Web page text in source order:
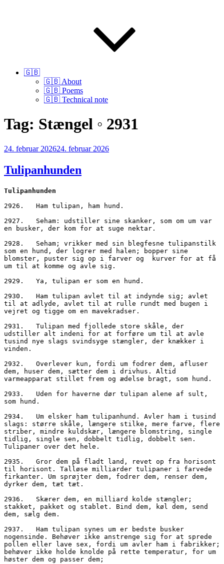
🇬🇧
🇬🇧 About
🇬🇧 Poems
🇬🇧 Technical note
Tag: Stængel ◦ 2931
Udgivet
24. februar 202624. februar 2026
Tulipanhunden
Tulipanhunden
2926.	Ham tulipan, ham hund.
2927.	Seham: udstiller sine skanker, som om um var
en busker, der kom for at suge nektar.
2928.	Seham; vrikker med sin blegfesne tulipanstilk
som en hund, der logrer med halen; bopper sine
blomster, puster sig op i farver og  kurver for at få
um til at komme og avle sig.
2929.	Ya, tulipan er som en hund.
2930.	Ham tulipan avlet til at indynde sig; avlet
til at adlyde, avlet til at rulle rundt med bugen i
vejret og tigge om en mavekradser.
2931.	Tulipan med fjollede store skåle, der
udstiller alt indeni for at forføre um til at avle
tusind nye slags svindsyge stængler, der knækker i
vinden.
2932.	Overlever kun, fordi um fodrer dem, afluser
dem, huser dem, sætter dem i drivhus. Altid
varmeapparat stillet frem og ædelse bragt, som hund.
2933.	Uden for haverne dør tulipan alene af sult,
som hund.
2934.	Um elsker ham tulipanhund. Avler ham i tusind
slags: større skåle, længere stilke, mere farve, flere
striber, mindre kuldskær, længere blomstring, single
tidlig, single sen, dobbelt tidlig, dobbelt sen.
Tulipaner over det hele.
2935.	Gror dem på fladt land, revet op fra horisont
til horisont. Talløse milliarder tulipaner i farvede
firkanter. Um sprøjter dem, fodrer dem, renser dem,
dyrker dem, tæt tæt.
2936.	Skærer dem, en milliard kolde stængler;
stakket, pakket og stablet. Bind dem, køl dem, send
dem, sælg dem.
2937.	Ham tulipan synes um er bedste busker
nogensinde. Behøver ikke anstrenge sig for at sprede
pollen eller lave sex, fordi um avler ham i fabrikker;
behøver ikke holde knolde på rette temperatur, for um
høster dem og passer dem;